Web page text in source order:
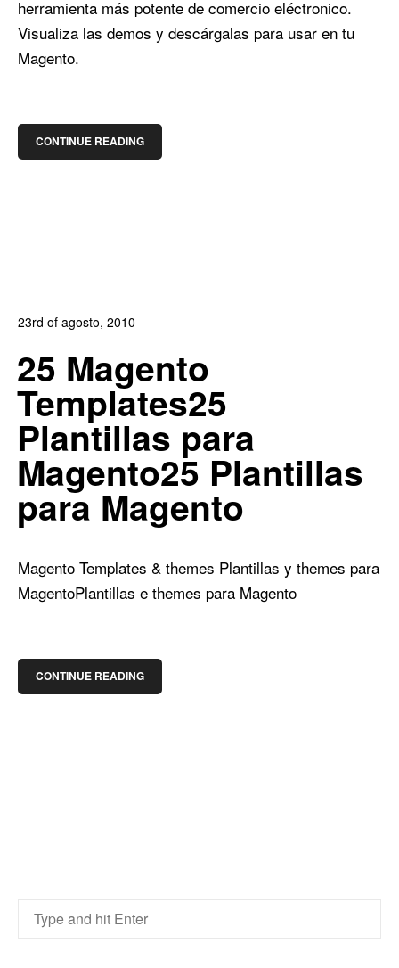
herramienta más potente de comercio eléctronico.
Visualiza las demos y descárgalas para usar en tu
Magento.
CONTINUE READING
23rd of agosto, 2010
Posicionamiento,Blog Publicidad
0
4
25 Magento
Templates25
Plantillas para
Magento25 Plantillas
para Magento
Magento Templates & themes Plantillas y themes para
MagentoPlantillas e themes para Magento
CONTINUE READING